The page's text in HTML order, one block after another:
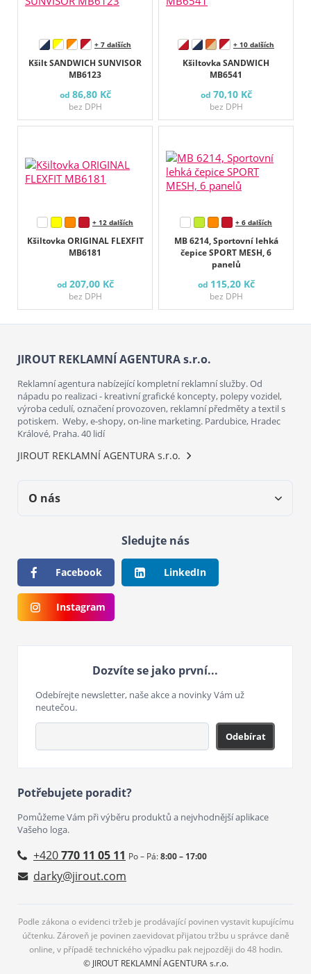
Kšilt SANDWICH SUNVISOR
MB6123
+ 7 dalších
od 86,80 Kč
bez DPH
Kšiltovka SANDWICH
MB6541
+ 10 dalších
od 70,10 Kč
bez DPH
Kšiltovka ORIGINAL FLEXFIT
MB6181
+ 12 dalších
od 207,00 Kč
bez DPH
MB 6214, Sportovní lehká
čepice SPORT MESH, 6
panelů
+ 6 dalších
od 115,20 Kč
bez DPH
JIROUT REKLAMNÍ AGENTURA s.r.o.
Reklamní agentura nabízející kompletní reklamní služby. Od
nápadu po realizaci - kreativní grafické koncepty, polepy vozidel,
výroba cedulí, označení provozoven, reklamní předměty a textil s
potiskem. Weby, e-shopy, on-line marketing. Pardubice, Hradec
Králové, Praha. 40 lidí
JIROUT REKLAMNÍ AGENTURA s.r.o.
O nás
Sledujte nás
Facebook LinkedIn
Instagram
Dozvíte se jako první...
Odebírejte newsletter, naše akce a novinky Vám už
neutečou.
Odebírat
Potřebujete poradit?
Pomůžeme Vám při výběru produktů a nejvhodnější aplikace
Vašeho loga.
+420770 11 05 11 Po – Pá:8:00 – 17:00
darky@jirout.com
Podle zákona o evidenci tržeb je prodávající povinen vystavit kupujícímu
účtenku. Zároveň je povinen zaevidovat přijatou tržbu u správce daně
online, v případě technického výpadku pak nejpozději do 48 hodin.
© JIROUT REKLAMNÍ AGENTURA s.r.o.